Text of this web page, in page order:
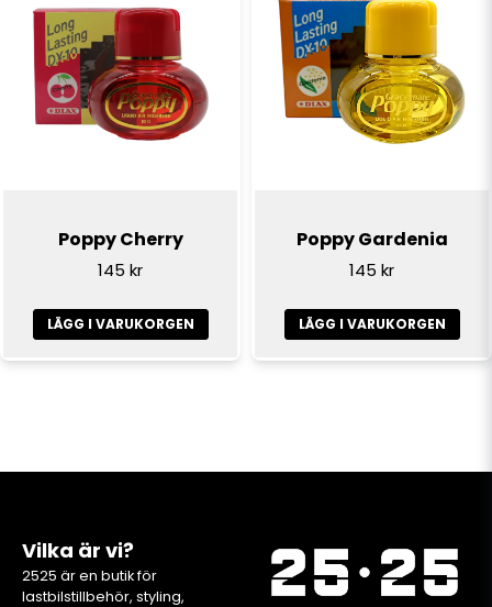
Poppy Cherry
145 kr
LÄGG I VARUKORGEN
Poppy Gardenia
145 kr
LÄGG I VARUKORGEN
Vilka är vi?
2525 är en butik för
lastbilstillbehör, styling,